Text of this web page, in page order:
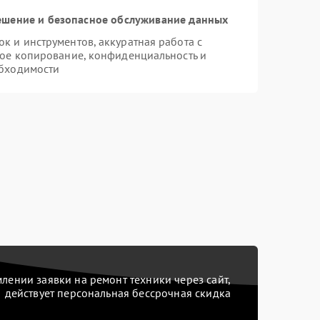
и безопасное обслуживание данных
инструментов, аккуратная работа с
копирование, конфиденциальность и
заявки на ремонт техники через сайт,
действует персональная бессрочная скидка